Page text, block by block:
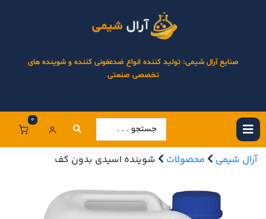
صنایع آرال شیمی: تولید کننده انواع ضدعفونی کننده و شوینده های
تخصصی صنعتی
0
آرال شیمی محصولات شوینده اسیدی بدون کف